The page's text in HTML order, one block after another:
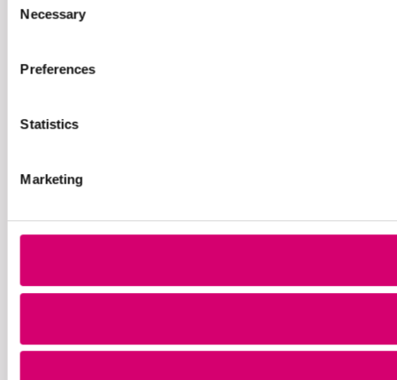
Selection
Necessary
Preferences
Statistics
Marketing